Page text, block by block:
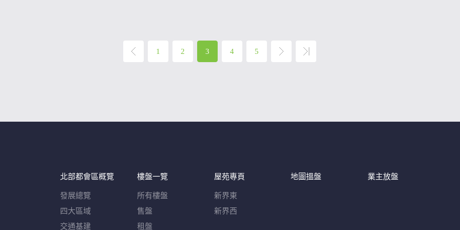
1 2 3 4 5
北部都會區概覽​
發展總覽
四大區域
交通基建
樓盤一覽
所有樓盤
售盤
租盤
屋苑專頁
新界東
新界西
地圖搵盤 業主放盤